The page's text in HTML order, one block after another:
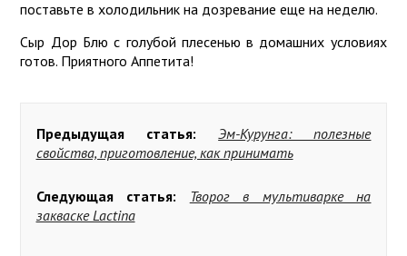
поставьте в холодильник на дозревание еще на неделю.
Сыр Дор Блю с голубой плесенью в домашних условиях
готов. Приятного Аппетита!
Предыдущая статья:
Эм-Курунга: полезные
свойства, приготовление, как принимать
Следующая статья:
Творог в мультиварке на
закваске Lactina